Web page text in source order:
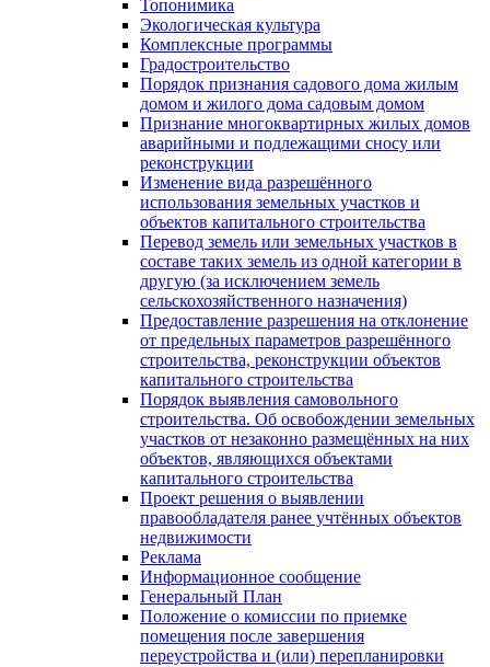
Топонимика
Экологическая культура
Комплексные программы
Градостроительство
Порядок признания садового дома жилым
домом и жилого дома садовым домом
Признание многоквартирных жилых домов
аварийными и подлежащими сносу или
реконструкции
Изменение вида разрешённого
использования земельных участков и
объектов капитального строительства
Перевод земель или земельных участков в
составе таких земель из одной категории в
другую (за исключением земель
сельскохозяйственного назначения)
Предоставление разрешения на отклонение
от предельных параметров разрешённого
строительства, реконструкции объектов
капитального строительства
Порядок выявления самовольного
строительства. Об освобождении земельных
участков от незаконно размещённых на них
объектов, являющихся объектами
капитального строительства
Проект решения о выявлении
правообладателя ранее учтённых объектов
недвижимости
Реклама
Информационное сообщение
Генеральный План
Положение о комиссии по приемке
помещения после завершения
переустройства и (или) перепланировки